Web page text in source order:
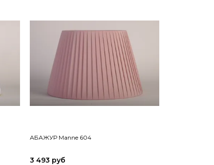
АБАЖУР Manne 604
3 493 руб